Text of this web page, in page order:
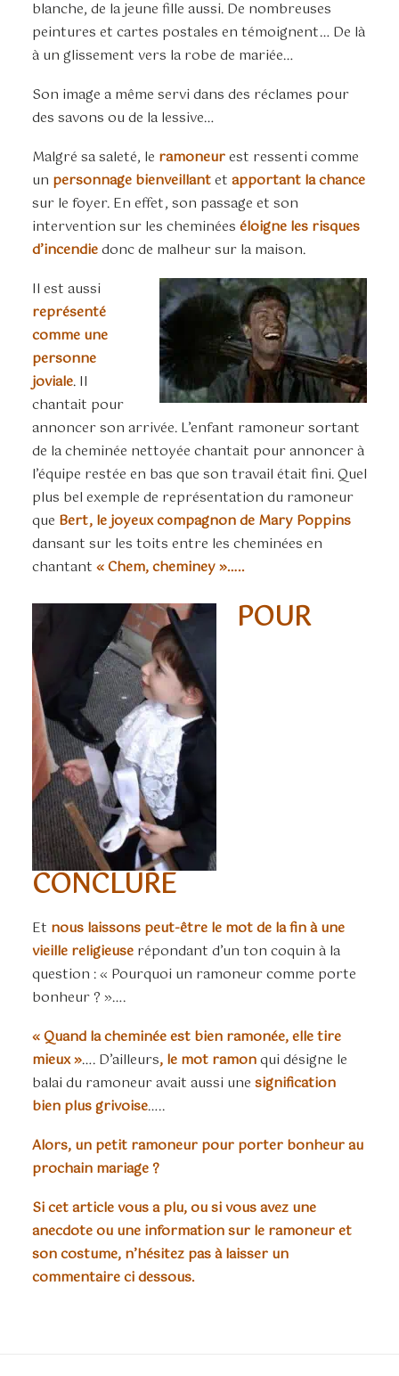
blanche, de la jeune fille aussi. De nombreuses
peintures et cartes postales en témoignent… De là
à un glissement vers la robe de mariée…
Son image a même servi dans des réclames pour
des savons ou de la lessive…
Malgré sa saleté, le ramoneurest ressenti comme
un personnage bienveillantet apportant la chance
sur le foyer. En effet, son passage et son
intervention sur les cheminées éloigne les risques
d’incendiedonc de malheur sur la maison.
Il est aussi
représenté
comme une
personne
joviale. Il
chantait pour
annoncer son arrivée. L’enfant ramoneur sortant
de la cheminée nettoyée chantait pour annoncer à
l’équipe restée en bas que son travail était fini. Quel
plus bel exemple de représentation du ramoneur
que Bert, le joyeux compagnon de Mary Poppins
dansant sur les toits entre les cheminées en
chantant « Chem, cheminey »…..
POUR
CONCLURE
Et nous laissons peut-être le mot de la fin à une
vieille religieuse répondant d’un ton coquin à la
question : « Pourquoi un ramoneur comme porte
bonheur ? »….
« Quand la cheminée est bien ramonée, elle tire
mieux »…. D’ailleurs, le mot ramonqui désigne le
balai du ramoneur avait aussi une signification
bien plus grivoise…..
Alors, un petit ramoneur pour porter bonheur au
prochain mariage ?
Si cet article vous a plu, ou si vous avez une
anecdote ou une information sur le ramoneur et
son costume, n’hésitez pas à laisser un
commentaire ci dessous.